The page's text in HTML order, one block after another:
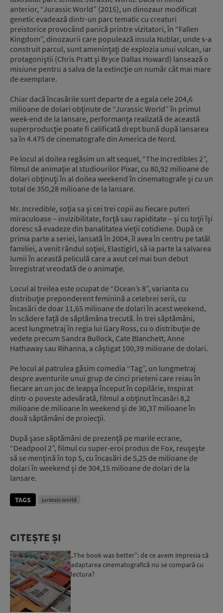
anterior, “Jurassic World” (2015), un dinozaur modificat
genetic evadează dintr-un parc tematic cu creaturi
preistorice provocând panică printre vizitatori, în “Fallen
Kingdom”, dinozaurii care populează insula Nublar, unde s-a
construit parcul, sunt ameninţaţi de explozia unui vulcan, iar
protagoniştii (Chris Pratt şi Bryce Dallas Howard) lansează o
misiune pentru a salva de la extincţie un număr cât mai mare
de exemplare.
Chiar dacă încasările sunt departe de a egala cele 204,6
milioane de dolari obţinute de “Jurassic World” în primul
week-end de la lansare, performanţa realizată de această
superproducţie poate fi calificată drept bună după lansarea
sa în 4.475 de cinematografe din America de Nord.
Pe locul al doilea regăsim un alt sequel, “The Incredibles 2”,
filmul de animaţie al studiourilor Pixar, cu 80,92 milioane de
dolari obţinuţi în al doilea weekend în cinematografe şi cu un
total de 350,28 milioane de la lansare.
Mr. Incredible, soţia sa şi cei trei copii au fiecare puteri
miraculoase – invizibilitate, forţă sau rapiditate – şi cu toţii îşi
doresc să evadeze din banalitatea vieţii cotidiene. După ce
prima parte a seriei, lansată în 2004, îl avea în centru pe tatăl
familiei, a venit rândul soţiei, Elastigirl, să ia parte la salvarea
lumii în această peliculă care a avut cel mai bun debut
înregistrat vreodată de o animaţie.
Locul al treilea este ocupat de “Ocean’s 8”, varianta cu
distribuţie preponderent feminină a celebrei serii, cu
încasări de doar 11,65 milioane de dolari în acest weekend,
în scădere faţă de săptămâna trecută. În trei săptămâni,
acest lungmetraj în regia lui Gary Ross, cu o distribuţie de
vedete precum Sandra Bullock, Cate Blanchett, Anne
Hathaway sau Rihanna, a câştigat 100,39 milioane de dolari.
Pe locul al patrulea găsim comedia “Tag”, un lungmetraj
despre aventurile unui grup de cinci prieteni care reiau în
fiecare an un joc de leapşa început în copilărie, Inspirat
dintr-o poveste adevărată, filmul a obţinut încasări 8,2
milioane de milioane în weekend şi de 30,37 milioane în
două săptămâni de proiecţii.
După şase săptămâni de prezenţă pe marile ecrane,
“Deadpool 2”, filmul cu super-eroi produs de Fox, reuşeşte
să se menţină în top 5, cu încasări de 5,25 de milioane de
dolari în weekend şi de 304,15 milioane de dolari de la
lansare.
TAGS jurassic world
CITEȘTE ȘI
„The book was better”: de ce avem impresia că
adaptarea cinematografică nu se compară cu
lectura?